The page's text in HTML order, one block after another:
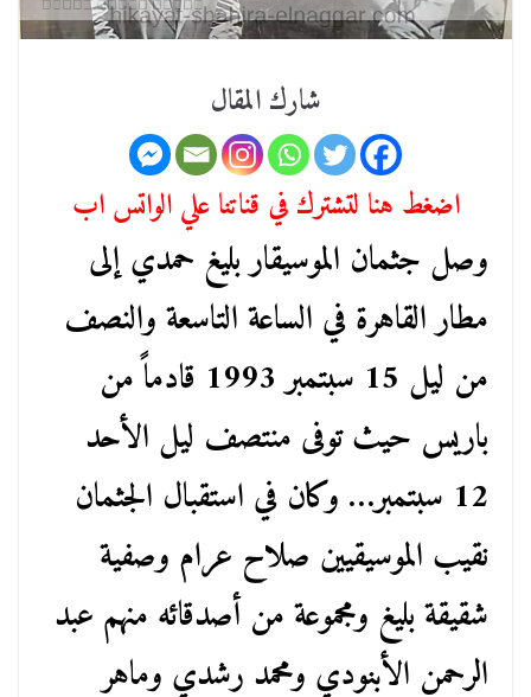
شارك المقال
اضغط هنا لتشترك في قناتنا علي الواتس اب
وصل جثمان الموسيقار بليغ حمدي إلى
مطار القاهرة في الساعة التاسعة والنصف
من ليل 15 سبتمبر 1993 قادماً من
باريس حيث توفى منتصف ليل الأحد
12 سبتمبر… وكان في استقبال الجثمان
نقيب الموسيقيين صلاح عرام وصفية
شقيقة بليغ ومجموعة من أصدقائه منهم عبد
الرحمن الأبنودي ومحمد رشدي وماهر